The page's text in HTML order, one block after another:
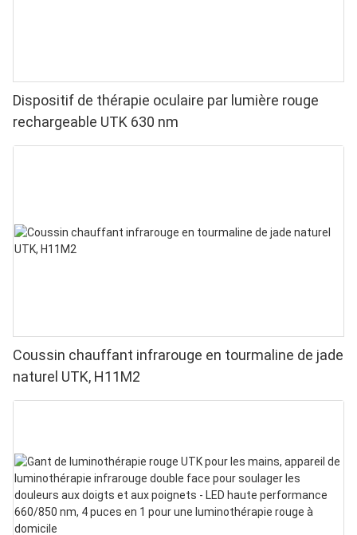
Dispositif de thérapie oculaire par lumière rouge
rechargeable UTK 630 nm
Coussin chauffant infrarouge en tourmaline de jade
naturel UTK, H11M2